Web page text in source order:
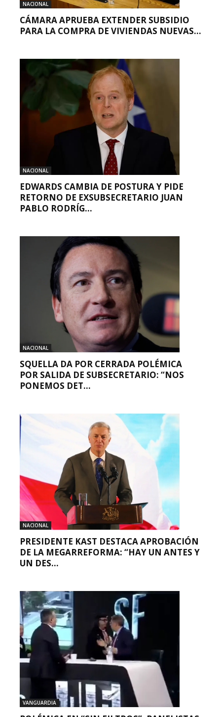
NACIONAL
CÁMARA APRUEBA EXTENDER SUBSIDIO
PARA LA COMPRA DE VIVIENDAS NUEVAS...
NACIONAL
EDWARDS CAMBIA DE POSTURA Y PIDE
RETORNO DE EXSUBSECRETARIO JUAN
PABLO RODRÍG...
NACIONAL
SQUELLA DA POR CERRADA POLÉMICA
POR SALIDA DE SUBSECRETARIO: “NOS
PONEMOS DET...
NACIONAL
PRESIDENTE KAST DESTACA APROBACIÓN
DE LA MEGARREFORMA: “HAY UN ANTES Y
UN DES...
VANGUARDIA